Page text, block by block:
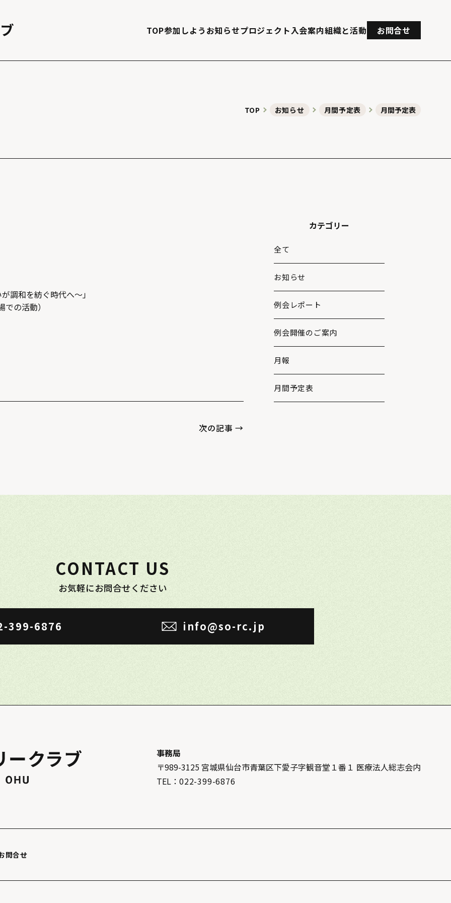
TOP参加しようお知らせプロジェクト入会案内組織と活動 お問合せ
TOP お知らせ 月間予定表 月間予定表
和を紡ぐ時代へ～」
の活動）
次の記事 →
カテゴリー
全て
お知らせ
例会レポート
例会開催のご案内
月報
月間予定表
CONTACT US
お気軽にお問合せください
399-6876 info@so-rc.jp
事務局
〒989-3125 宮城県仙台市青葉区下愛子字観音堂１番１ 医療法人総志会内
TEL： 022-399-6876
問合せ